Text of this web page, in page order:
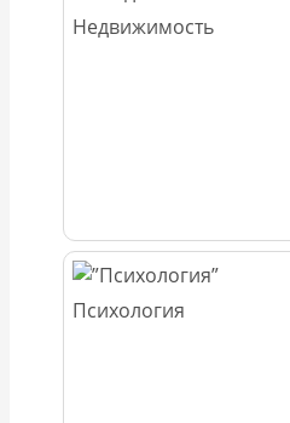
Недвижимость
Психология